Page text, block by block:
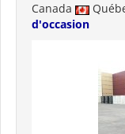
Canada
d'occasion